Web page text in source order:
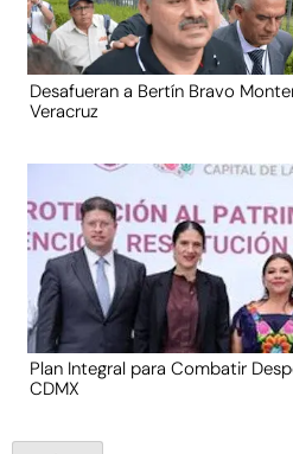
Desafueran a Bertín Bravo
Veracruz
Plan Integral para Combatir
CDMX